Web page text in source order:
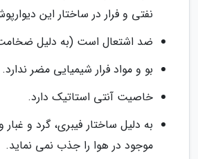
نفتی و فرار در ساختار این
ضد اشتعال است (به دلیل ضخامت
بو و مواد فرار شیمیایی مضر ندارد.
خاصیت آنتی استاتیک دارد.
به دلیل ساختار فیبری، گرد و
موجود در هوا را جذب نمی نماید.